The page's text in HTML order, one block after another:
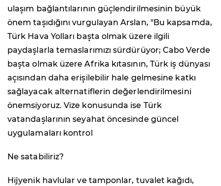
ulaşım bağlantılarının güçlendirilmesinin büyük
önem taşıdığını vurgulayan Arslan, "Bu kapsamda,
Türk Hava Yolları başta olmak üzere ilgili
paydaşlarla temaslarımızı sürdürüyor; Cabo Verde
başta olmak üzere Afrika kıtasının, Türk iş dünyası
açısından daha erişilebilir hale gelmesine katkı
sağlayacak alternatiflerin değerlendirilmesini
önemsiyoruz. Vize konusunda ise Türk
vatandaşlarının seyahat öncesinde güncel
uygulamaları kontrol
Ne satabiliriz?
Hijyenik havlular ve tamponlar, tuvalet kağıdı,